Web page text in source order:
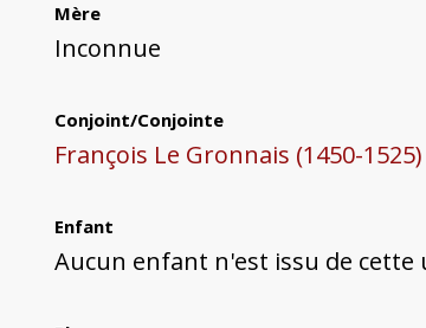
Mère
Inconnue
Conjoint/Conjointe
François Le Gronnais (1450-1525)
Enfant
Aucun enfant n'est issu de cette